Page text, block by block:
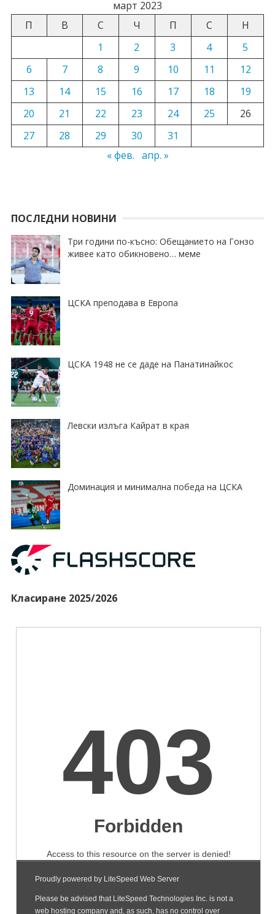
март 2023
П
В С Ч П С
Н
1
2 3 4
5
6
7 8 9 10 11
12
13
14 15 16 17 18
19
20
21 22 23 24 25
26
27
28 29 30
31
« фев. апр. »
ПОСЛЕДНИ НОВИНИ
Три години по-късно: Обещанието на Гонзо
живее като обикновено… меме
ЦСКА преподава в Европа
ЦСКА 1948 не се даде на Панатинайкос
Левски излъга Кайрат в края
Доминация и минимална победа на ЦСКА
Класиране 2025/2026